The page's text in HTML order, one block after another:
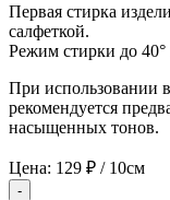
Первая стирка
салфеткой.
Режим стирки до
При использовании
рекомендуется
насыщенных тонов.
Цена: 129 ₽ / 10см
-